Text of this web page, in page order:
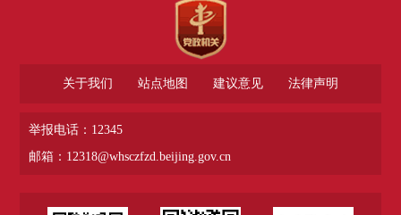
关于我们 站点地图 建议意见 法律声明
举报电话：12345
邮箱：12318@whsczfzd.beijing.gov.cn